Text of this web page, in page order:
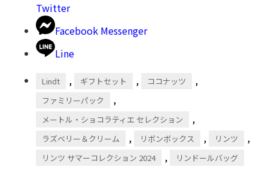
Twitter
Facebook Messenger
Line
Lindt , ギフトセット , ココナッツ ,
ファミリーパック ,
メートル・ショコラティエ セレクション ,
ラズベリー＆クリーム , リボンボックス , リンツ ,
リンツ サマーコレクション 2024 , リンドールバッグ